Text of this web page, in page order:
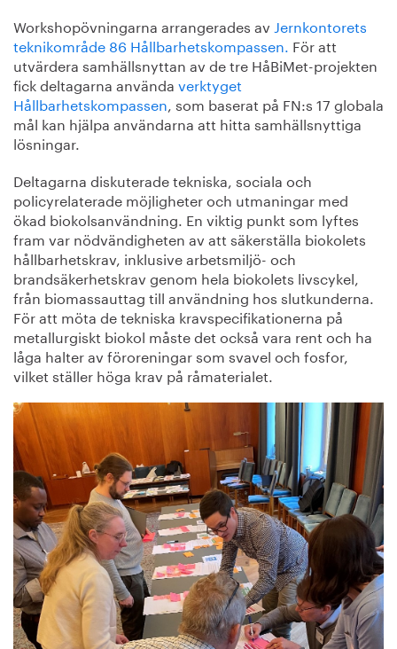
Workshopövningarna arrangerades av Jernkontorets
teknikområde 86 Hållbarhetskompassen. För att
utvärdera samhällsnyttan av de tre HåBiMet-projekten
fick deltagarna använda verktyget
Hållbarhetskompassen, som baserat på FN:s 17 globala
mål kan hjälpa användarna att hitta samhällsnyttiga
lösningar.
Deltagarna diskuterade tekniska, sociala och
policyrelaterade möjligheter och utmaningar med
ökad biokolsanvändning. En viktig punkt som lyftes
fram var nödvändigheten av att säkerställa biokolets
hållbarhetskrav, inklusive arbetsmiljö- och
brandsäkerhetskrav genom hela biokolets livscykel,
från biomassauttag till användning hos slutkunderna.
För att möta de tekniska kravspecifikationerna på
metallurgiskt biokol måste det också vara rent och ha
låga halter av föroreningar som svavel och fosfor,
vilket ställer höga krav på råmaterialet.